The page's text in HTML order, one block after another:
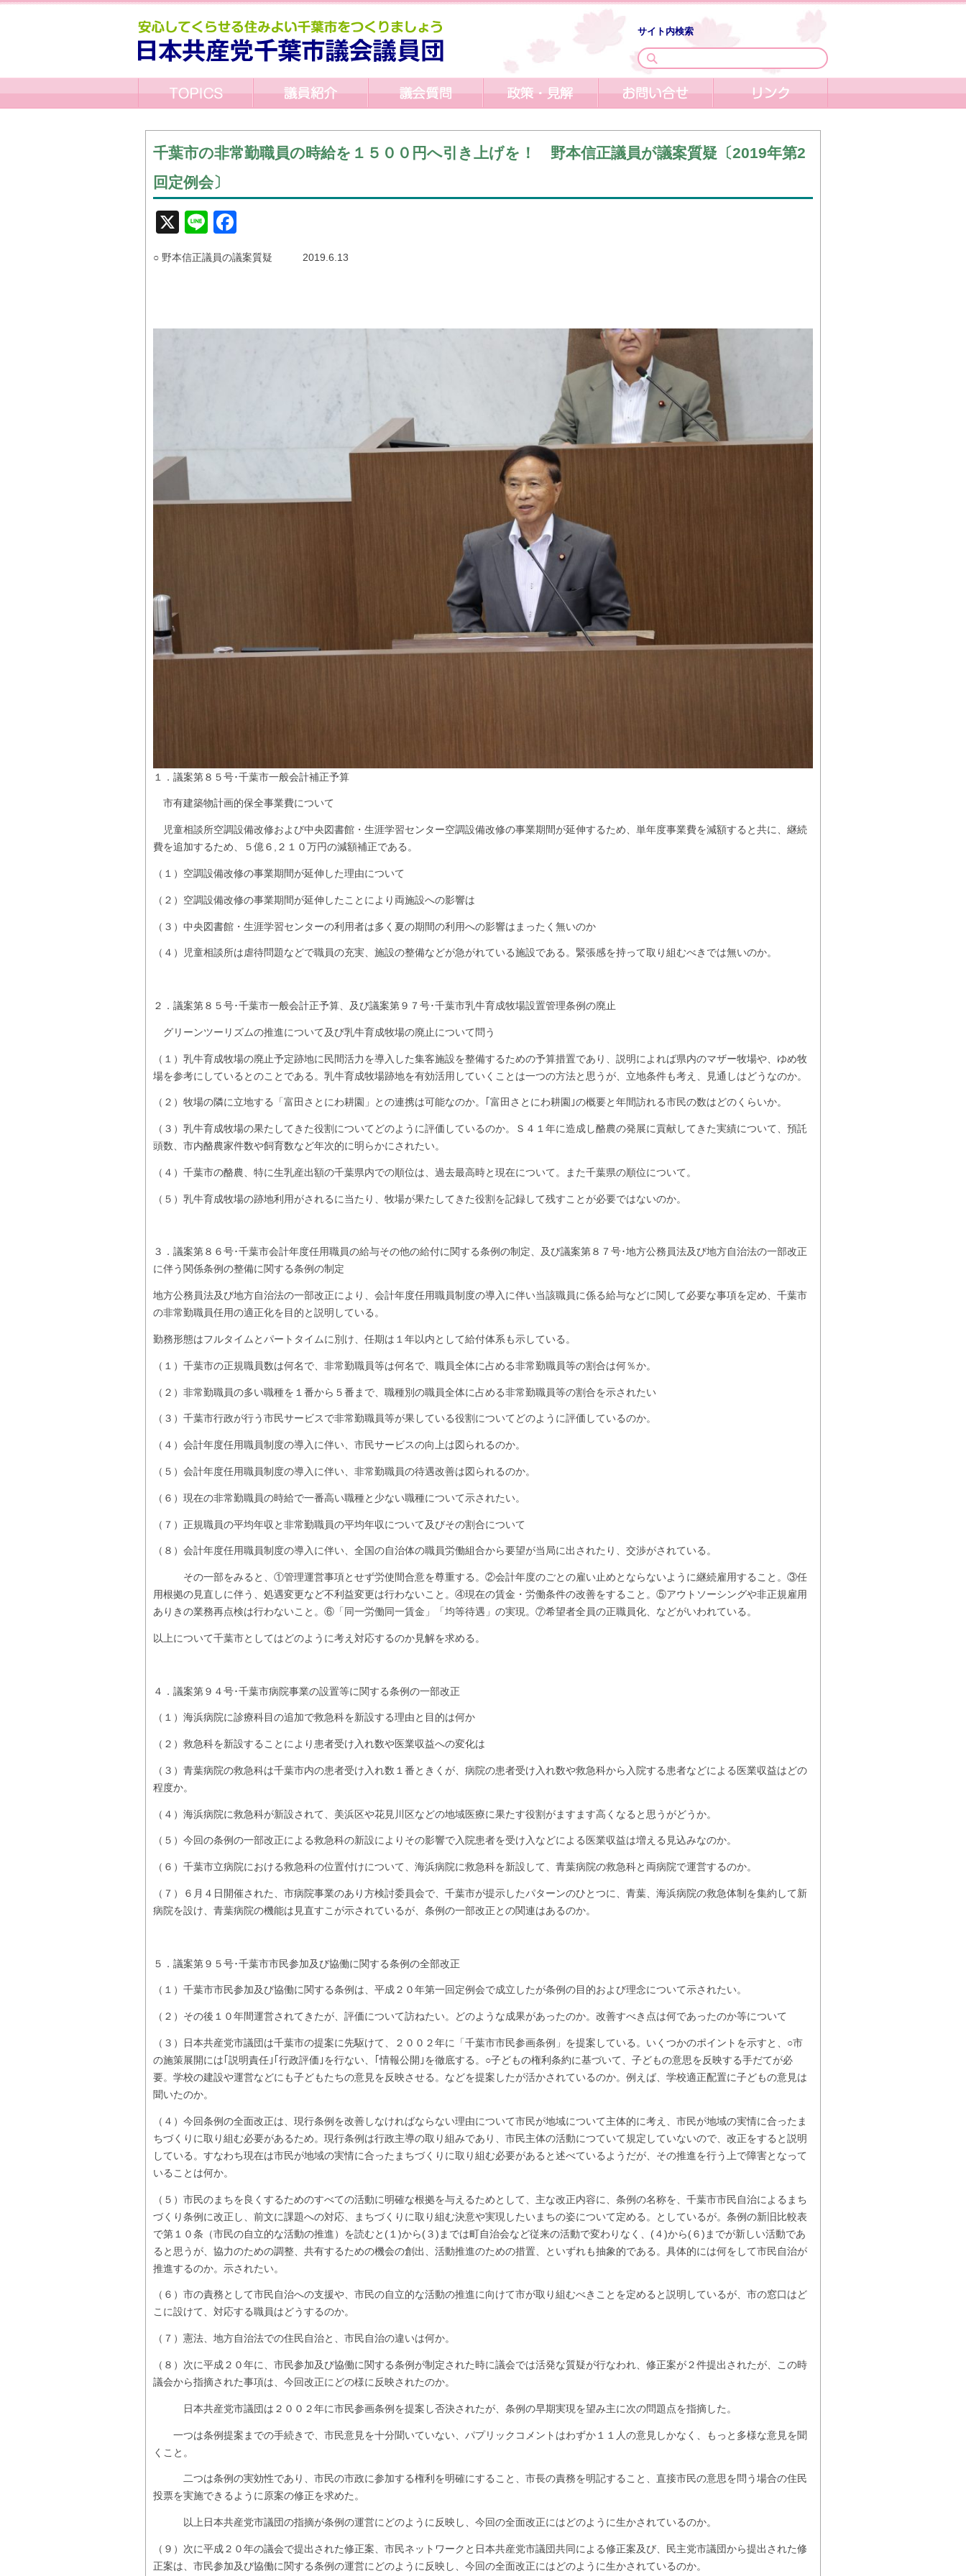
サイト内検索
千葉市の非常勤職員の時給を１５００円へ引き上げを！ 野本信正議員が議案質疑〔2019年第2
回定例会〕
X Line
○ 野本信正議員の議案質疑 2019.6.13
１．議案第８５号･千葉市一般会計補正予算
市有建築物計画的保全事業費について
児童相談所空調設備改修および中央図書館・生涯学習センター空調設備改修の事業期間が延伸するため、単年度事業費を減額すると共に、継続
費を追加するため、５億６,２１０万円の減額補正である。
（１）空調設備改修の事業期間が延伸した理由について
（２）空調設備改修の事業期間が延伸したことにより両施設への影響は
（３）中央図書館・生涯学習センターの利用者は多く夏の期間の利用への影響はまったく無いのか
（４）児童相談所は虐待問題などで職員の充実、施設の整備などが急がれている施設である。緊張感を持って取り組むべきでは無いのか。
２．議案第８５号･千葉市一般会計正予算、及び議案第９７号･千葉市乳牛育成牧場設置管理条例の廃止
グリーンツーリズムの推進について及び乳牛育成牧場の廃止について問う
（１）乳牛育成牧場の廃止予定跡地に民間活力を導入した集客施設を整備するための予算措置であり、説明によれば県内のマザー牧場や、ゆめ牧
場を参考にしているとのことである。乳牛育成牧場跡地を有効活用していくことは一つの方法と思うが、立地条件も考え、見通しはどうなのか。
（２）牧場の隣に立地する「富田さとにわ耕園」との連携は可能なのか。｢富田さとにわ耕園｣の概要と年間訪れる市民の数はどのくらいか。
（３）乳牛育成牧場の果たしてきた役割についてどのように評価しているのか。Ｓ４１年に造成し酪農の発展に貢献してきた実績について、預託
頭数、市内酪農家件数や飼育数など年次的に明らかにされたい。
（４）千葉市の酪農、特に生乳産出額の千葉県内での順位は、過去最高時と現在について。また千葉県の順位について。
（５）乳牛育成牧場の跡地利用がされるに当たり、牧場が果たしてきた役割を記録して残すことが必要ではないのか。
３．議案第８６号･千葉市会計年度任用職員の給与その他の給付に関する条例の制定、及び議案第８７号･地方公務員法及び地方自治法の一部改正
に伴う関係条例の整備に関する条例の制定
地方公務員法及び地方自治法の一部改正により、会計年度任用職員制度の導入に伴い当該職員に係る給与などに関して必要な事項を定め、千葉市
の非常勤職員任用の適正化を目的と説明している。
勤務形態はフルタイムとパートタイムに別け、任期は１年以内として給付体系も示している。
（１）千葉市の正規職員数は何名で、非常勤職員等は何名で、職員全体に占める非常勤職員等の割合は何％か。
（２）非常勤職員の多い職種を１番から５番まで、職種別の職員全体に占める非常勤職員等の割合を示されたい
（３）千葉市行政が行う市民サービスで非常勤職員等が果している役割についてどのように評価しているのか。
（４）会計年度任用職員制度の導入に伴い、市民サービスの向上は図られるのか。
（５）会計年度任用職員制度の導入に伴い、非常勤職員の待遇改善は図られるのか。
（６）現在の非常勤職員の時給で一番高い職種と少ない職種について示されたい。
（７）正規職員の平均年収と非常勤職員の平均年収について及びその割合について
（８）会計年度任用職員制度の導入に伴い、全国の自治体の職員労働組合から要望が当局に出されたり、交渉がされている。
その一部をみると、①管理運営事項とせず労使間合意を尊重する。②会計年度のごとの雇い止めとならないように継続雇用すること。③任
用根拠の見直しに伴う、処遇変更など不利益変更は行わないこと。④現在の賃金・労働条件の改善をすること。⑤アウトソーシングや非正規雇用
ありきの業務再点検は行わないこと。⑥「同一労働同一賃金」「均等待遇」の実現。⑦希望者全員の正職員化、などがいわれている。
以上について千葉市としてはどのように考え対応するのか見解を求める。
４．議案第９４号･千葉市病院事業の設置等に関する条例の一部改正
（１）海浜病院に診療科目の追加で救急科を新設する理由と目的は何か
（２）救急科を新設することにより患者受け入れ数や医業収益への変化は
（３）青葉病院の救急科は千葉市内の患者受け入れ数１番ときくが、病院の患者受け入れ数や救急科から入院する患者などによる医業収益はどの
程度か。
（４）海浜病院に救急科が新設されて、美浜区や花見川区などの地域医療に果たす役割がますます高くなると思うがどうか。
（５）今回の条例の一部改正による救急科の新設によりその影響で入院患者を受け入などによる医業収益は増える見込みなのか。
（６）千葉市立病院における救急科の位置付けについて、海浜病院に救急科を新設して、青葉病院の救急科と両病院で運営するのか。
（７）６月４日開催された、市病院事業のあり方検討委員会で、千葉市が提示したパターンのひとつに、青葉、海浜病院の救急体制を集約して新
病院を設け、青葉病院の機能は見直すこが示されているが、条例の一部改正との関連はあるのか。
５．議案第９５号･千葉市市民参加及び協働に関する条例の全部改正
（１）千葉市市民参加及び協働に関する条例は、平成２０年第一回定例会で成立したが条例の目的および理念について示されたい。
（２）その後１０年間運営されてきたが、評価について訪ねたい。どのような成果があったのか。改善すべき点は何であったのか等について
（３）日本共産党市議団は千葉市の提案に先駆けて、２００２年に「千葉市市民参画条例」を提案している。いくつかのポイントを示すと、○市
の施策展開には｢説明責任｣｢行政評価｣を行ない、｢情報公開｣を徹底する。○子どもの権利条約に基づいて、子どもの意思を反映する手だてが必
要。学校の建設や運営などにも子どもたちの意見を反映させる。などを提案したが活かされているのか。例えば、学校適正配置に子どもの意見は
聞いたのか。
（４）今回条例の全面改正は、現行条例を改善しなければならない理由について市民が地域について主体的に考え、市民が地域の実情に合ったま
ちづくりに取り組む必要があるため。現行条例は行政主導の取り組みであり、市民主体の活動につていて規定していないので、改正をすると説明
している。すなわち現在は市民が地域の実情に合ったまちづくりに取り組む必要があると述べているようだが、その推進を行う上で障害となって
いることは何か。
（５）市民のまちを良くするためのすべての活動に明確な根拠を与えるためとして、主な改正内容に、条例の名称を、千葉市市民自治によるまち
づくり条例に改正し、前文に課題への対応、まちづくりに取り組む決意や実現したいまちの姿について定める。としているが。条例の新旧比較表
で第１０条（市民の自立的な活動の推進）を読むと(１)から(３)までは町自治会など従来の活動で変わりなく、(４)から(６)までが新しい活動であ
ると思うが、協力のための調整、共有するための機会の創出、活動推進のための措置、といずれも抽象的である。具体的には何をして市民自治が
推進するのか。示されたい。
（６）市の責務として市民自治への支援や、市民の自立的な活動の推進に向けて市が取り組むべきことを定めると説明しているが、市の窓口はど
こに設けて、対応する職員はどうするのか。
（７）憲法、地方自治法での住民自治と、市民自治の違いは何か。
（８）次に平成２０年に、市民参加及び協働に関する条例が制定された時に議会では活発な質疑が行なわれ、修正案が２件提出されたが、この時
議会から指摘された事項は、今回改正にどの様に反映されたのか。
日本共産党市議団は２００２年に市民参画条例を提案し否決されたが、条例の早期実現を望み主に次の問題点を指摘した。
一つは条例提案までの手続きで、市民意見を十分聞いていない、パプリックコメントはわずか１１人の意見しかなく、もっと多様な意見を聞
くこと。
二つは条例の実効性であり、市民の市政に参加する権利を明確にすること、市長の責務を明記すること、直接市民の意思を問う場合の住民
投票を実施できるように原案の修正を求めた。
以上日本共産党市議団の指摘が条例の運営にどのように反映し、今回の全面改正にはどのように生かされているのか。
（９）次に平成２０年の議会で提出された修正案、市民ネットワークと日本共産党市議団共同による修正案及び、民主党市議団から提出された修
正案は、市民参加及び協働に関する条例の運営にどのように反映し、今回の全面改正にはどのように生かされているのか。